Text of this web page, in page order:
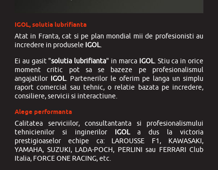
IGOL, solutia lubrifianta
Atat in Franta, cat si pe plan mondial mii de profesionisti au
incredere in produsele IGOL.
Ei au gasit "solutia lubrifianta" in marca IGOL. Stiu ca in orice
moment critic pot sa se bazeze pe profesionalismul
angajatilor IGOL. Partenerilor le oferim pe langa un simplu
raport comercial sau tehnic, o relatie bazata pe incredere,
consiliere, servicii si interactiune.
Alege performanta
Calitatea serviciilor, consultantanta si profesionalismului
tehnicienilor si inginerilor IGOLa dus la victoria
prestigioaselor echipe ca: LAROUSSE F1, KAWASAKI,
YAMAHA, SUZUKI, LADA-POCH, PERLINI sau FERRARI Club
Italia, FORCE ONE RACING, etc.